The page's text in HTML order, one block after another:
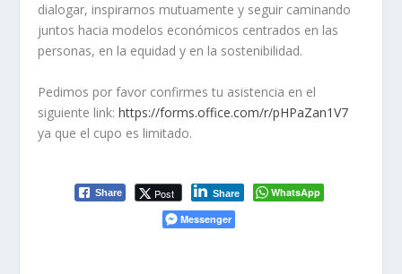
dialogar, inspirarnos mutuamente y seguir caminando
juntos hacia modelos económicos centrados en las
personas, en la equidad y en la sostenibilidad.
Pedimos por favor confirmes tu asistencia en el
siguiente link: https://forms.office.com/r/pHPaZan1V7
ya que el cupo es limitado.
Share Post Share
WhatsApp
Messenger